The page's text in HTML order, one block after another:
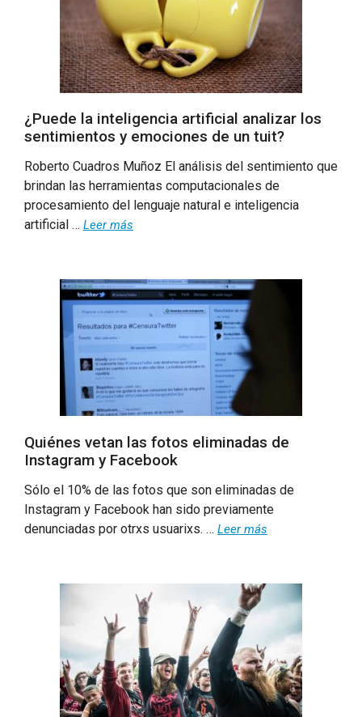
¿Puede la inteligencia artificial analizar los
sentimientos y emociones de un tuit?
Roberto Cuadros Muñoz El análisis del sentimiento que
brindan las herramientas computacionales de
procesamiento del lenguaje natural e inteligencia
artificial … Leer más
Quiénes vetan las fotos eliminadas de
Instagram y Facebook
Sólo el 10% de las fotos que son eliminadas de
Instagram y Facebook han sido previamente
denunciadas por otrxs usuarixs. … Leer más